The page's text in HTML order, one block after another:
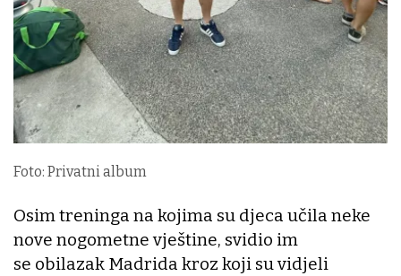
Foto: Privatni album
Osim treninga na kojima su djeca učila neke
nove nogometne vještine, svidio im
se obilazak Madrida kroz koji su vidjeli